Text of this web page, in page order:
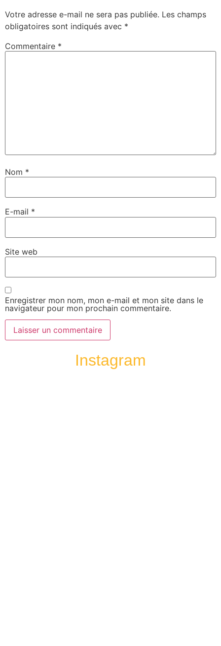
Votre adresse e-mail ne sera pas publiée. Les champs
obligatoires sont indiqués avec *
Commentaire *
Nom *
E-mail *
Site web
Enregistrer mon nom, mon e-mail et mon site dans le
navigateur pour mon prochain commentaire.
Instagram